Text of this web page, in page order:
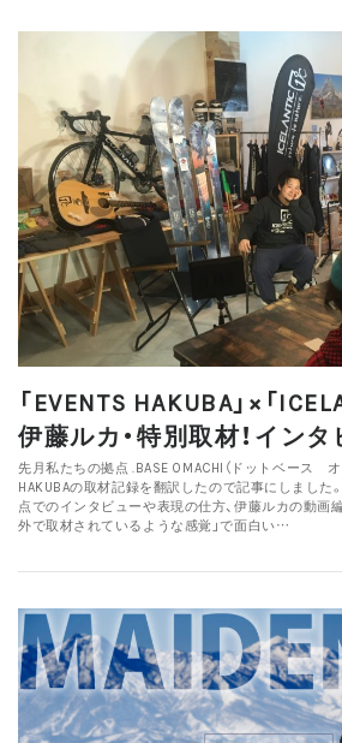
「EVENTS HAKUBA」×「
伊藤ルカ・特別取材！イン
先月私たちの拠点 .BASE OMACHI（ドットベース オ
HAKUBAの取材記録を翻訳したので記事にしました
点でのインタビューや表現の仕方、伊藤ルカの動画
外で取材されているような感覚」で面白い…